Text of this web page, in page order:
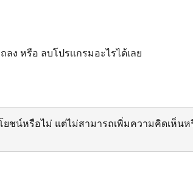
ง หรือ ลบโปรเเกรมอะไรได้เลย
น์หรือไม่ แต่ไม่สามารถเพิ่มความคิดเห็น